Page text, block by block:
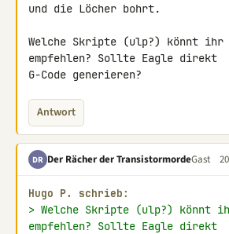
und die Löcher bohrt.
Welche Skripte (ulp?) könnt ihr
empfehlen? Sollte Eagle direkt
G-Code generieren?
Antwort
DR Der Rächer der TransistormordeGast
Hugo P. schrieb:
> Welche Skripte (ulp?) könnt
empfehlen? Sollte Eagle direkt